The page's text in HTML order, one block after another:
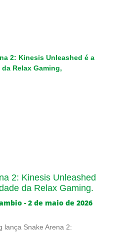
2: Kinesis Unleashed
da Relax Gaming.
2 de maio de 2026
lança Snake Arena 2: